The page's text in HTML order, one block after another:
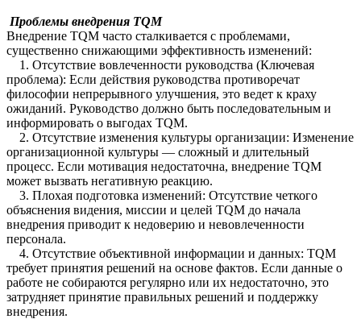
Проблемы внедрения TQM
Внедрение TQM часто сталкивается с проблемами,
существенно снижающими эффективность изменений:
1. Отсутствие вовлеченности руководства (Ключевая
проблема): Если действия руководства противоречат
философии непрерывного улучшения, это ведет к краху
ожиданий. Руководство должно быть последовательным и
информировать о выгодах TQM.
2. Отсутствие изменения культуры организации: Изменение
организационной культуры — сложный и длительный
процесс. Если мотивация недостаточна, внедрение TQM
может вызвать негативную реакцию.
3. Плохая подготовка изменений: Отсутствие четкого
объяснения видения, миссии и целей TQM до начала
внедрения приводит к недоверию и невовлеченности
персонала.
4. Отсутствие объективной информации и данных: TQM
требует принятия решений на основе фактов. Если данные о
работе не собираются регулярно или их недостаточно, это
затрудняет принятие правильных решений и поддержку
внедрения.